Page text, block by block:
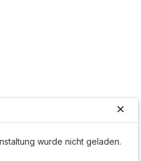
wurde nicht geladen.